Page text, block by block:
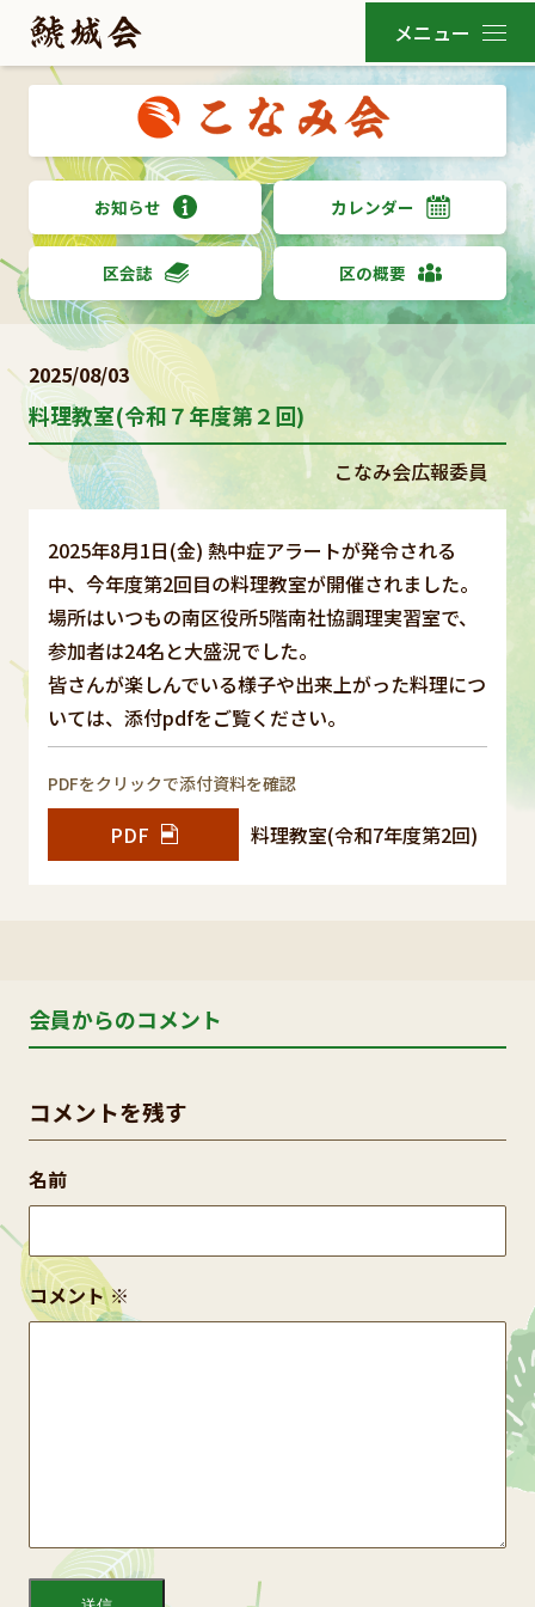
お知らせ カレンダー
区会誌 区の概要
2025/08/03
料理教室(令和７年度第２回)
こなみ会広報委員
2025年8月1日(金) 熱中症アラートが発令される
中、今年度第2回目の料理教室が開催されました。
場所はいつもの南区役所5階南社協調理実習室で、
参加者は24名と大盛況でした。
皆さんが楽しんでいる様子や出来上がった料理につ
いては、添付pdfをご覧ください。
PDFをクリックで添付資料を確認
PDF 料理教室(令和7年度第2回)
会員からのコメント
コメントを残す
コメント※
名前